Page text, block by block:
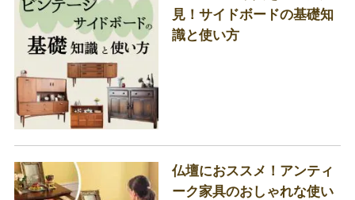
見！サイドボードの基礎知
識と使い方
仏壇におススメ！アンティ
ーク家具のおしゃれな使い